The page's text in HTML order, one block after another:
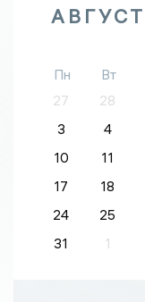
АВГУСТ
Пн Вт
27
28
3
4
10
11
17
18
24
25
31
1